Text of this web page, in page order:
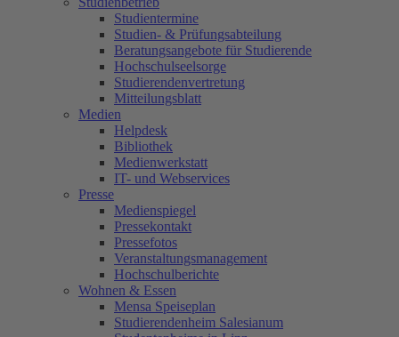
Studientermine
Studien- & Prüfungsabteilung
Beratungsangebote für Studierende
Hochschulseelsorge
Studierendenvertretung
Mitteilungsblatt
Medien
Helpdesk
Bibliothek
Medienwerkstatt
IT- und Webservices
Presse
Medienspiegel
Pressekontakt
Pressefotos
Veranstaltungsmanagement
Hochschulberichte
Wohnen & Essen
Mensa Speiseplan
Studierendenheim Salesianum